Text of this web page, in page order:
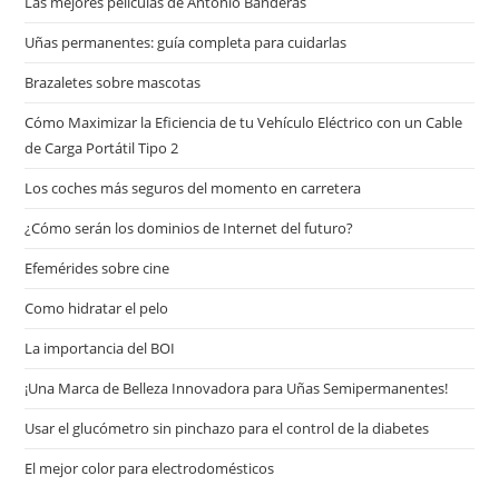
Uñas permanentes: guía completa para cuidarlas
Brazaletes sobre mascotas
Cómo Maximizar la Eficiencia de tu Vehículo Eléctrico con un Cable
de Carga Portátil Tipo 2
Los coches más seguros del momento en carretera
¿Cómo serán los dominios de Internet del futuro?
Efemérides sobre cine
Сomo hidratar el pelo
La importancia del BOI
¡Una Marca de Belleza Innovadora para Uñas Semipermanentes!
Usar el glucómetro sin pinchazo para el control de la diabetes
El mejor color para electrodomésticos